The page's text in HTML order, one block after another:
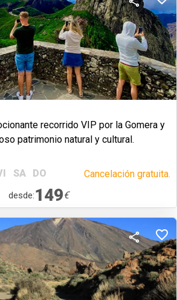
recorrido VIP por la Gomera y
patrimonio natural y cultural.
SA DO Cancelación gratuita.
desde:149€